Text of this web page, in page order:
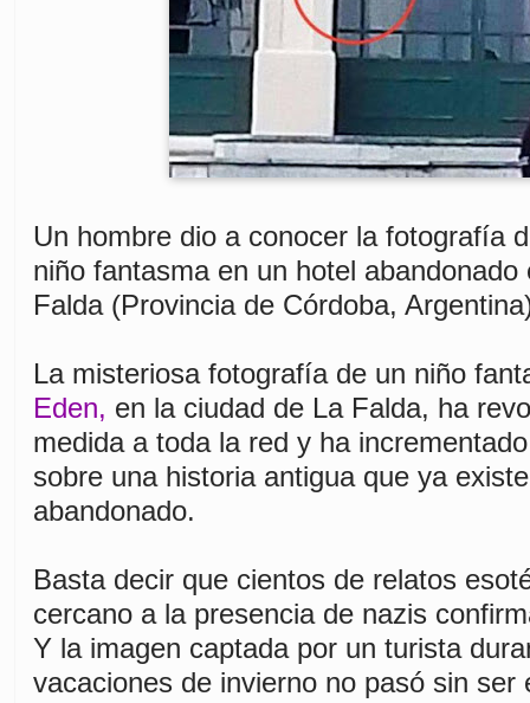
Un hombre dio a conocer la fotografía
niño fantasma en un hotel abandonado
Falda (Provincia de Córdoba,
La misteriosa fotografía de un niño
Eden, en la ciudad de La Falda, ha
medida a toda la red y ha
sobre una historia antigua que ya
abandonado.
Basta decir que cientos de relatos
cercano a la presencia de nazis
Y la imagen captada por un turista
vacaciones de invierno no pasó sin ser